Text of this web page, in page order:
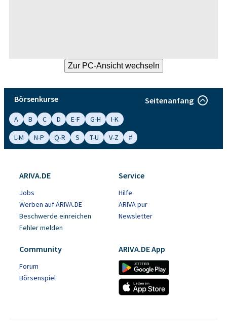
Börsenkurse Seitenanfang
A B C D E-F G-H
I-K
L-M
N-P Q-R S T-U V-Z #
ARIVA.DE
Jobs
Werben auf ARIVA.DE
Beschwerde einreichen
Fehler melden
Service
Hilfe
ARIVA pur
Newsletter
Community
Forum
Börsenspiel
ARIVA.DE App